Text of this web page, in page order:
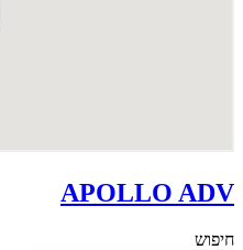
APOLLO ADV
חיפוש